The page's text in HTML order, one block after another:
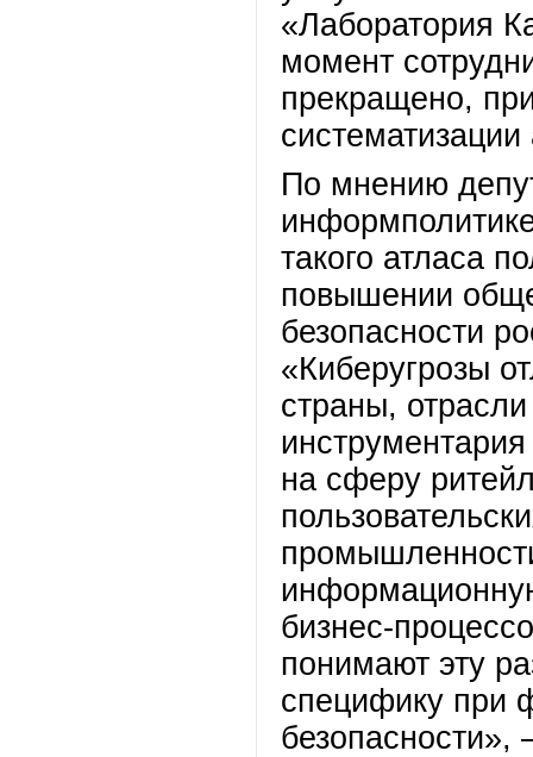
«Лаборатория
момент
прекращено,
По мнению
такого атласа
повышении
безопасности
«Киберугрозы
страны,
на сферу
бизнес-
понимают эту
специфику при
безопасности»,